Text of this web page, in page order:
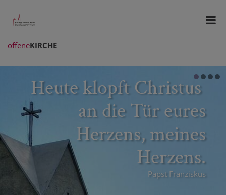
offeneKIRCHE
Heute klopft Christus
an die Tür eures
Herzens, meines
Herzens.
Papst Franziskus